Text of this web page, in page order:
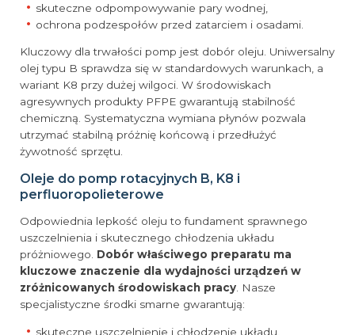
skuteczne odpompowywanie pary wodnej,
ochrona podzespołów przed zatarciem i osadami.
Kluczowy dla trwałości pomp jest dobór oleju. Uniwersalny
olej typu B sprawdza się w standardowych warunkach, a
wariant K8 przy dużej wilgoci. W środowiskach
agresywnych produkty PFPE gwarantują stabilność
chemiczną. Systematyczna wymiana płynów pozwala
utrzymać stabilną próżnię końcową i przedłużyć
żywotność sprzętu.
Oleje do pomp rotacyjnych B, K8 i
perfluoropolieterowe
Odpowiednia lepkość oleju to fundament sprawnego
uszczelnienia i skutecznego chłodzenia układu
próżniowego. Dobór właściwego preparatu ma
kluczowe znaczenie dla wydajności urządzeń w
zróżnicowanych środowiskach pracy. Nasze
specjalistyczne środki smarne gwarantują:
skuteczne uszczelnienie i chłodzenie układu,